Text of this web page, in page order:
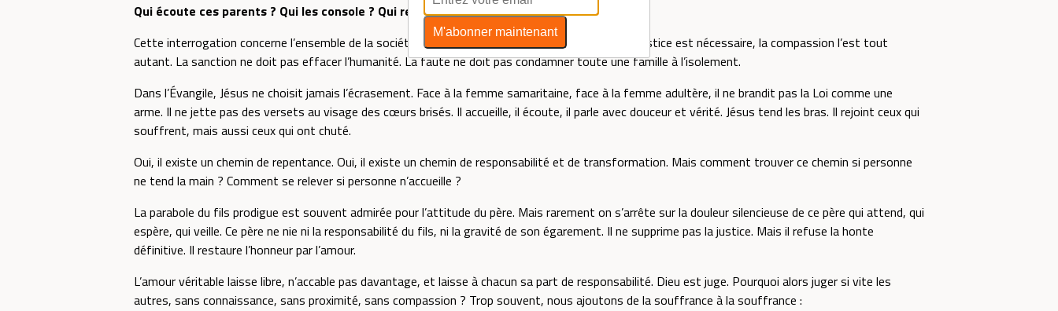
Qui écoute ces parents ? Qui les console ? Qui reconnaît leur douleur légitime ?
Cette interrogation concerne l’ensemble de la société, mais elle interpelle aussi l’Église. Car si la justice est nécessaire, la compassion l’est tout
autant. La sanction ne doit pas effacer l’humanité. La faute ne doit pas condamner toute une famille à l’isolement.
Dans l’Évangile, Jésus ne choisit jamais l’écrasement. Face à la femme samaritaine, face à la femme adultère, il ne brandit pas la Loi comme une
arme. Il ne jette pas des versets au visage des cœurs brisés. Il accueille, il écoute, il parle avec douceur et vérité. Jésus tend les bras. Il rejoint ceux qui
souffrent, mais aussi ceux qui ont chuté.
Oui, il existe un chemin de repentance. Oui, il existe un chemin de responsabilité et de transformation. Mais comment trouver ce chemin si personne
ne tend la main ? Comment se relever si personne n’accueille ?
La parabole du fils prodigue est souvent admirée pour l’attitude du père. Mais rarement on s’arrête sur la douleur silencieuse de ce père qui attend, qui
espère, qui veille. Ce père ne nie ni la responsabilité du fils, ni la gravité de son égarement. Il ne supprime pas la justice. Mais il refuse la honte
définitive. Il restaure l’honneur par l’amour.
L’amour véritable laisse libre, n’accable pas davantage, et laisse à chacun sa part de responsabilité. Dieu est juge. Pourquoi alors juger si vite les
autres, sans connaissance, sans proximité, sans compassion ? Trop souvent, nous ajoutons de la souffrance à la souffrance :
M'abonner maintenant